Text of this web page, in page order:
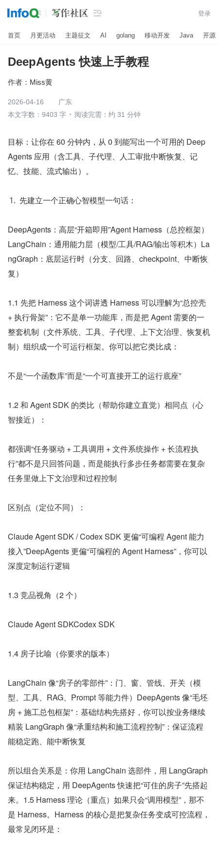
 登录
首页 月更活动 主题征文 AI golang 移动开发 Java 开源
DeepAgents 快速上手教程
作者： Miss黄
2026-04-16
广东
本文字数：9403 字
阅读完需：约 31 分钟
目标：让你在 60 分钟内，从 0 到能写出一个可用的 Deep
Agents 应用（含工具、子代理、人工审批中断恢复、记
忆、技能、流式输出）。
先建立一个正确心智模型一句话：
DeepAgents：高层“开箱即用”Agent Harness（总控框架）
LangChain：通用能力层（模型/工具/RAG/输出等积木）La
ngGraph：底层运行时（分支、回路、checkpoint、中断恢
复）
1.1 先把 Harness 这个词讲透 Harness 可以理解为“总控壳
+ 执行骨架”：它不是单一功能库，而是把 Agent 需要的一
整套机制（文件系统、工具、子代理、上下文治理、恢复机
制）组织成一个可运行框架。你可以把它类比成：
不是“一个函数库”而是“一个可直接开工的运行底座”
1.2 和 Agent SDK 的类比（帮助你建立直觉）相同点（心
智接近）：
都强调“任务驱动 + 工具调用 + 文件系统操作 + 长流程执
行”都不是只回答问题，而是能执行多步任务都需要在复杂
任务里做上下文治理和过程控制
区别点（定位不同）：
Claude Agent SDK / Codex SDK 更偏“可编程 Agent 能力
接入”DeepAgents 更偏“可编程的 Agent Harness”，你可以
深度定制运行逻辑
1.3 竞品视角（2 个）
Claude Agent SDKCodex SDK
1.4 房子比喻（你要求的版本）
LangChain 像“房子的零部件”：门、窗、管线、开关（模
型、工具、RAG、Prompt 等能力件）DeepAgents 像“毛坯
房 + 施工总包框架”：基础结构先搭好，你可以按业务继续
精装 LangGraph 像“承重结构和施工流程控制”：保证流程
能稳定跑、能中断恢复
所以组合关系是：你用 LangChain 选部件，用 LangGraph
保证结构稳定，用 DeepAgents 快速把“可住的房子”先搭起
来。1.5 Harness 理论（重点）如果只会“调用模型”，那不
是 Harness。Harness 的核心是把复杂任务变成可控流程，
最常见闭环是：